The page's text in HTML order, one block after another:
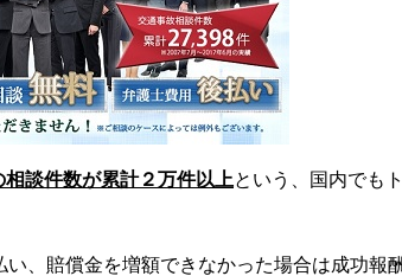
相談件数が累計２万件以上という、国内でもト
、賠償金を増額できなかった場合は成功報